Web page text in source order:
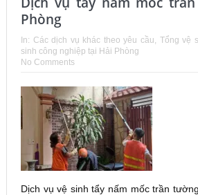
Phòng
In: Các dịch vụ khác theo yêu cầu, Tổng vệ
sinh công nghiệp tại Hải Phòng
No Comments
Dịch vụ vệ sinh tẩy nấm mốc trần